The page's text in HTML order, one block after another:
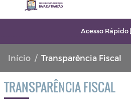
Acesso Rápido
Início Transparência Fiscal
TRANSPARÊNCIA FISCAL